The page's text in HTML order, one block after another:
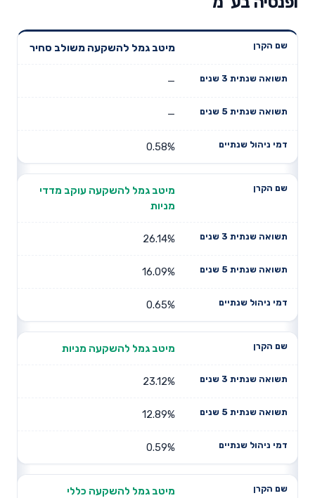
שנים
תשואה
דמי ניהול
מיטב גמל להשקעה משולב סחיר
—
—
0.58%
מיטב גמל להשקעה עוקב מדדי
מניות
26.14%
16.09%
0.65%
מיטב גמל להשקעה מניות
23.12%
12.89%
0.59%
מיטב גמל להשקעה כללי